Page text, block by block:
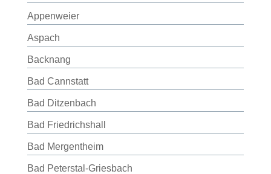
Appenweier
Aspach
Backnang
Bad Cannstatt
Bad Ditzenbach
Bad Friedrichshall
Bad Mergentheim
Bad Peterstal-Griesbach